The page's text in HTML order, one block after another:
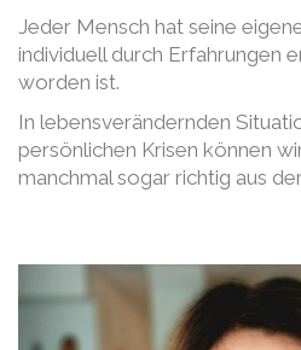
Jeder Mensch hat seine
individuell durch Erfahrungen
worden ist.
In lebensverändernden
persönlichen Krisen können
manchmal sogar richtig aus